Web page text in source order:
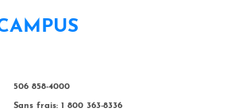
506 858-4000
Sans frais: 1 800 363-8336